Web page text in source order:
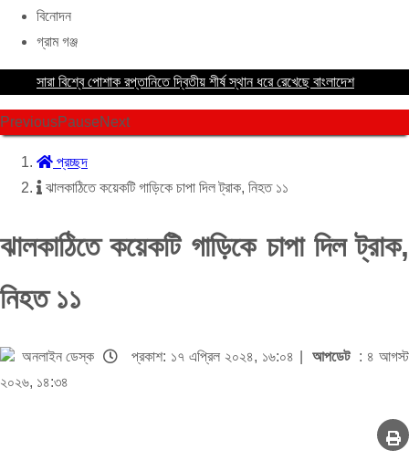
বিনোদন
গ্রাম গঞ্জ
সারা বিশ্বে পোশাক রপ্তানিতে দ্বিতীয় শীর্ষ স্থান ধরে রেখেছে বাংলাদেশ
PreviousPauseNext
প্রচ্ছদ
ঝালকাঠিতে কয়েকটি গাড়িকে চাপা দিল ট্রাক, নিহত ১১
ঝালকাঠিতে কয়েকটি গাড়িকে চাপা দিল ট্রাক,
নিহত ১১
অনলাইন ডেস্ক প্রকাশ: ১৭ এপ্রিল ২০২৪, ১৬:০৪ | আপডেট: ৪ আগস্ট
২০২৬, ১৪:৩৪